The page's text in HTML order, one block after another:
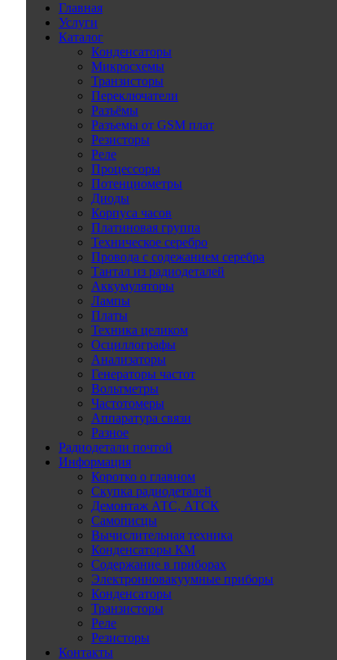
Главная
Услуги
Каталог
Конденсаторы
Микросхемы
Транзисторы
Переключатели
Разъёмы
Разъемы от GSM плат
Резисторы
Реле
Процессоры
Потенциометры
Диоды
Корпуса часов
Платиновая группа
Техническое серебро
Провода с содежанием серебра
Тантал из радиодеталей
Аккумуляторы
Лампы
Платы
Техника целиком
Осциллографы
Анализаторы
Генераторы частот
Вольтметры
Частотомеры
Аппаратура связи
Разное
Радиодетали почтой
Информация
Коротко о главном
Скупка радиодеталей
Демонтаж АТС, АТСК
Самописцы
Вычислительная техника
Конденсаторы КМ
Содержание в приборах
Электронновакуумные приборы
Конденсаторы
Транзисторы
Реле
Резисторы
Контакты